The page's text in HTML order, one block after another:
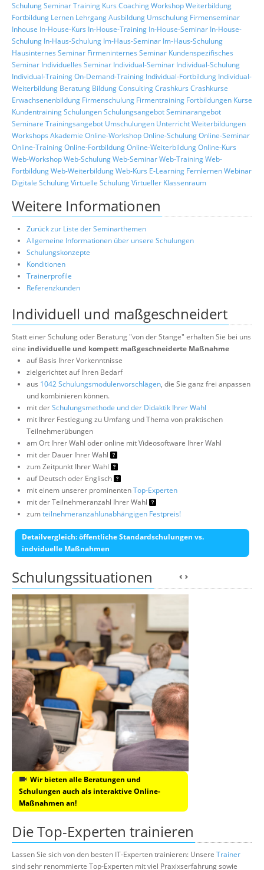
SchulungSeminarTraining Kurs CoachingWorkshopWeiterbildung
Fortbildung Lernen LehrgangAusbildung Umschulung Firmenseminar
Inhouse In-House-Kurs In-House-Training In-House-Seminar In-House-
Schulung In-Haus-Schulung Im-Haus-Seminar Im-Haus-Schulung
Hausinternes Seminar Firmeninternes Seminar Kundenspezifisches
Seminar Individuelles Seminar Individual-Seminar Individual-Schulung
Individual-TrainingOn-Demand-Training Individual-Fortbildung Individual-
Weiterbildung Beratung BildungConsultingCrashkurs Crashkurse
Erwachsenenbildung Firmenschulung Firmentraining Fortbildungen Kurse
KundentrainingSchulungenSchulungsangebotSeminarangebot
Seminare Trainingsangebot Umschulungen UnterrichtWeiterbildungen
Workshops Akademie Online-WorkshopOnline-SchulungOnline-Seminar
Online-TrainingOnline-FortbildungOnline-WeiterbildungOnline-Kurs
Web-WorkshopWeb-SchulungWeb-SeminarWeb-TrainingWeb-
FortbildungWeb-WeiterbildungWeb-Kurs E-Learning FernlernenWebinar
Digitale SchulungVirtuelle SchulungVirtueller Klassenraum
Weitere Informationen
Zurück zur Liste der Seminarthemen
Allgemeine Informationen über unsere Schulungen
Schulungskonzepte
Konditionen
Trainerprofile
Referenzkunden
Individuell und maßgeschneidert
Statt einer Schulung oder Beratung "von der Stange" erhalten Sie bei uns
eine individuelle und kompett maßgeschneiderte Maßnahme
auf Basis Ihrer Vorkenntnisse
zielgerichtet auf Ihren Bedarf
aus 1042 Schulungsmodulenvorschlägen, die Sie ganz frei anpassen
und kombinieren können.
mit derSchulungsmethode und der Didaktik Ihrer Wahl
mit Ihrer Festlegung zu Umfang und Thema von praktischen
Teilnehmerübungen
am Ort Ihrer Wahl oder online mit Videosoftware Ihrer Wahl
mit der Dauer Ihrer Wahl
zum Zeitpunkt Ihrer Wahl
auf Deutsch oder Englisch
mit einem unserer prominentenTop-Experten
mit der Teilnehmeranzahl Ihrer Wahl
zumteilnehmeranzahlunabhängigen Festpreis!
Detailvergleich: öffentliche Standardschulungen vs.
indviduelle Maßnahmen
Schulungssituationen
Wir bieten alle Beratungen und
Schulungen auch als interaktive Online-
Maßnahmen an!
Die Top-Experten trainieren
Lassen Sie sich von den besten IT-Experten trainieren: Unsere Trainer
sind sehr renommierte Top-Experten mit viel Praxixserfahrung sowie